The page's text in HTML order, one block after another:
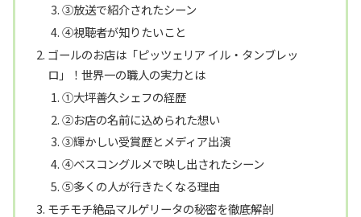
③放送で紹介されたシーン
④視聴者が知りたいこと
ゴールのお店は「ピッツェリア イル・タンブレッ
ロ」！世界一の職人の実力とは
①大坪善久シェフの経歴
②お店の名前に込められた想い
③輝かしい受賞歴とメディア出演
④ベスコングルメで映し出されたシーン
⑤多くの人が行きたくなる理由
モチモチ絶品マルゲリータの秘密を徹底解剖